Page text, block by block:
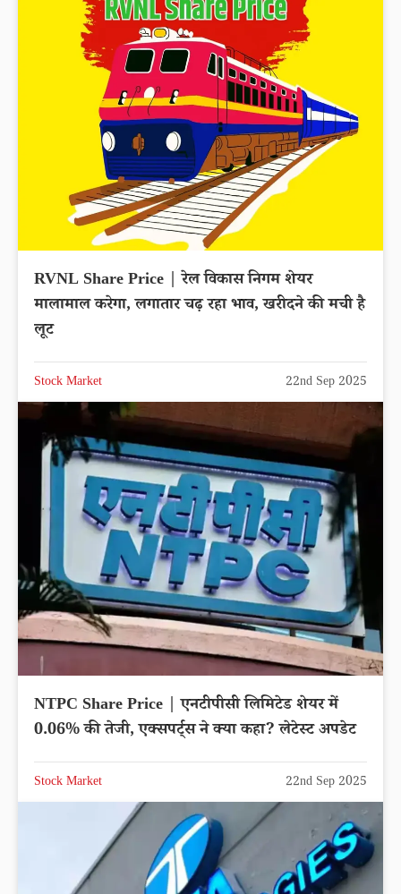
RVNL Share Price | रेल विकास निगम शेयर
मालामाल करेगा, लगातार चढ़ रहा भाव, खरीदने की मची है
लूट
Stock Market 22nd Sep 2025
NTPC Share Price | एनटीपीसी लिमिटेड शेयर में
0.06% की तेजी, एक्सपर्ट्स ने क्या कहा? लेटेस्ट अपडेट
Stock Market 22nd Sep 2025